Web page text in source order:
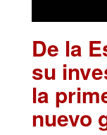
De la
su
la
nuevo